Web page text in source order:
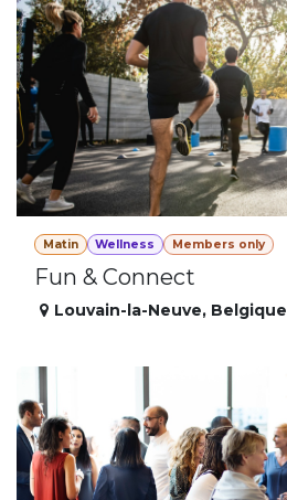
Matin Wellness Members only
Fun & Connect
Louvain-la-Neuve, Belgique